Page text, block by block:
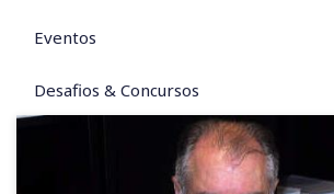
Eventos
Desafios & Concursos